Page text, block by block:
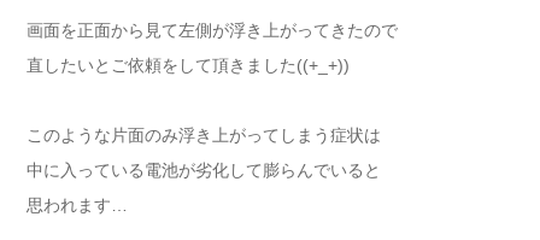
画面を正面から見て左側が浮き上がってきたので
直したいとご依頼をして頂きました((+_+))
このような片面のみ浮き上がってしまう症状は
中に入っている電池が劣化して膨らんでいると
思われます…